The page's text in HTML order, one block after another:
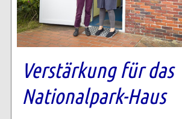
Verstärkung für das
Nationalpark-Haus